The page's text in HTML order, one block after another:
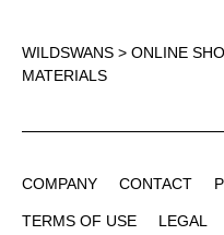
WILDSWANS > ONLINE
MATERIALS
COMPANY
CONTACT
TERMS OF USE
LEGAL